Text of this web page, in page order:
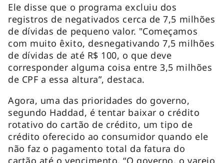
Ele disse que o programa excluiu dos
registros de negativados cerca de 7,5 milhões
de dívidas de pequeno valor. "Começamos
com muito êxito, desnegativando 7,5 milhões
de dívidas de até R$ 100, o que deve
corresponder alguma coisa entre 3,5 milhões
de CPF a essa altura”, destaca.
Agora, uma das prioridades do governo,
segundo Haddad, é tentar baixar o crédito
rotativo do cartão de crédito, um tipo de
crédito oferecido ao consumidor quando ele
não faz o pagamento total da fatura do
cartão até o vencimento. “O governo, o varejo